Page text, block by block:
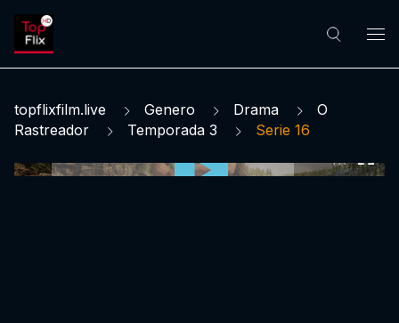
topflixfilm.live Genero Drama
O
Rastreador
Temporada 3 Serie 16